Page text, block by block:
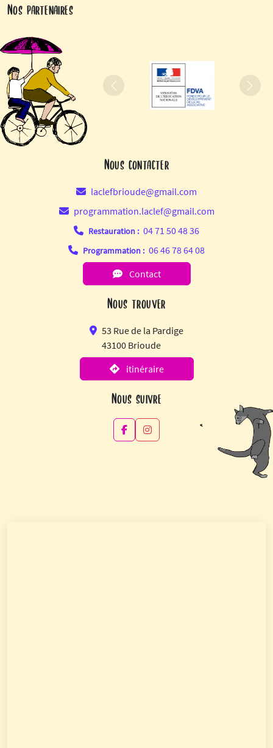
Nos partenaires
Précédent
Nous contacter
laclefbrioude@gmail.com
programmation.laclef@gmail.com
Restauration : 04 71 50 48 36
Programmation : 06 46 78 64 08
Contact
Nous trouver
53 Rue de la Pardige
43100 Brioude
itinéraire
Nous suivre